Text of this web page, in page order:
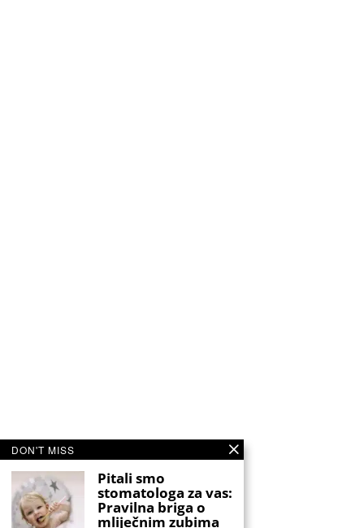
DON'T MISS
Pitali smo
stomatologa za vas:
Pravilna briga o
mliječnim zubima